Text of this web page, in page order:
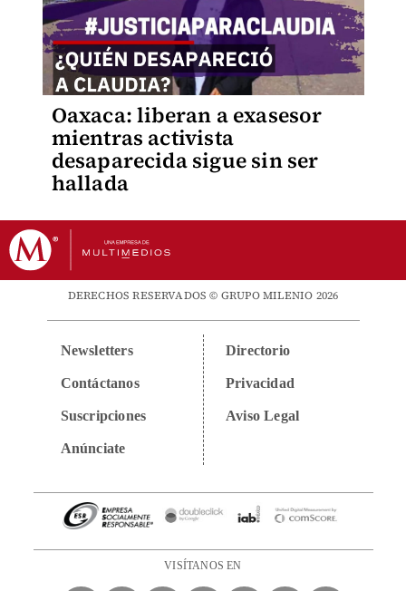
Oaxaca: liberan a exasesor
mientras activista
desaparecida sigue sin ser
hallada
DERECHOS RESERVADOS © GRUPO MILENIO 2026
Newsletters
Contáctanos
Suscripciones
Anúnciate
Directorio
Privacidad
Aviso Legal
VISÍTANOS EN